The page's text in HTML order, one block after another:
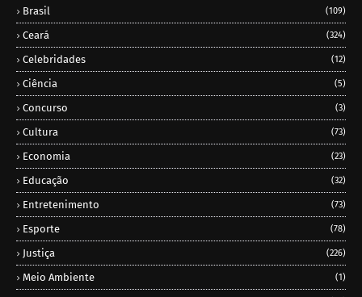
Brasil (109)
Ceará (324)
Celebridades (12)
Ciência (5)
Concurso (3)
Cultura (73)
Economia (23)
Educação (32)
Entretenimento (73)
Esporte (78)
Justiça (226)
Meio Ambiente (1)